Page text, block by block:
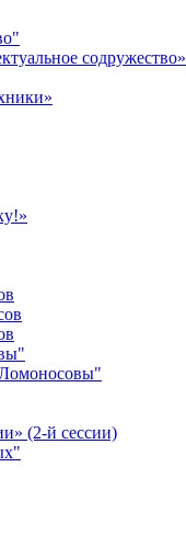
содружество»
Ломоносовы"
(2-й сессии)